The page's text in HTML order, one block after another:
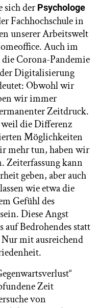
sich derPsychologe
Fachhochschule in
unserer Arbeitswelt
Auch im
Corona-Pandemie
Digitalisierung
Obwohl wir
wir immer
Zeitdruck.
weil die Differenz
Möglichkeiten
mehr tun, haben wir
Zeiterfassung kann
geben, aber auch
wie etwa die
Gefühl des
Diese Angst
Bedrohendes statt
mit ausreichend
Zeit
von